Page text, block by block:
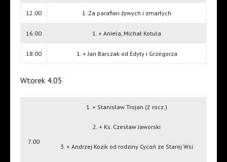
12.00 1. Za parafian żywych i zmarłych
16.00 1. + Aniela, Michał Kotula
18.00 1. + Jan Barczak od Edyty i Grzegorza
Wtorek 4.05
7.00
1. + Stanisław Trojan (2 rocz.)
2. + Ks. Czesław Jaworski
3. + Andrzej Kozik od rodziny Cycoń ze Starej Wsi